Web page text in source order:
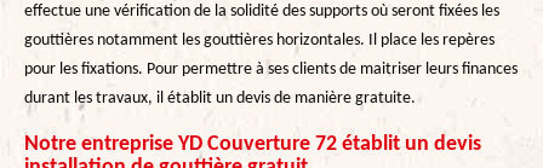
effectue une vérification de la solidité des supports où seront fixées les
gouttières notamment les gouttières horizontales. Il place les repères
pour les fixations. Pour permettre à ses clients de maitriser leurs finances
durant les travaux, il établit un devis de manière gratuite.
Notre entreprise YD Couverture 72 établit un devis